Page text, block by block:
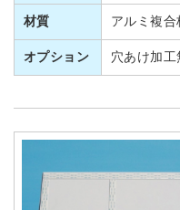
材質 アルミ複
オプション 穴あけ加工